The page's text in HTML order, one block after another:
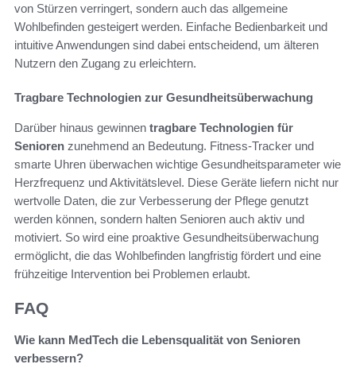
von Stürzen verringert, sondern auch das allgemeine
Wohlbefinden gesteigert werden. Einfache Bedienbarkeit und
intuitive Anwendungen sind dabei entscheidend, um älteren
Nutzern den Zugang zu erleichtern.
Tragbare Technologien zur Gesundheitsüberwachung
Darüber hinaus gewinnen tragbare Technologien für
Senioren zunehmend an Bedeutung. Fitness-Tracker und
smarte Uhren überwachen wichtige Gesundheitsparameter wie
Herzfrequenz und Aktivitätslevel. Diese Geräte liefern nicht nur
wertvolle Daten, die zur Verbesserung der Pflege genutzt
werden können, sondern halten Senioren auch aktiv und
motiviert. So wird eine proaktive Gesundheitsüberwachung
ermöglicht, die das Wohlbefinden langfristig fördert und eine
frühzeitige Intervention bei Problemen erlaubt.
FAQ
Wie kann MedTech die Lebensqualität von Senioren
verbessern?